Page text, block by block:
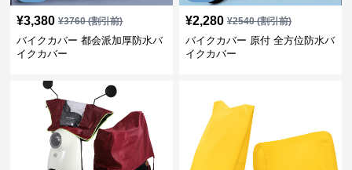
¥3,380 ¥3760(割引前)
バイクカバー 都会派加厚防水バ
イクカバー
¥2,280 ¥2540(割引前)
バイクカバー 原付 全方位防水バ
イクカバー